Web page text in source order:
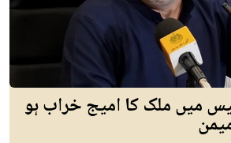
میں ملک کا امیج خراب ہو